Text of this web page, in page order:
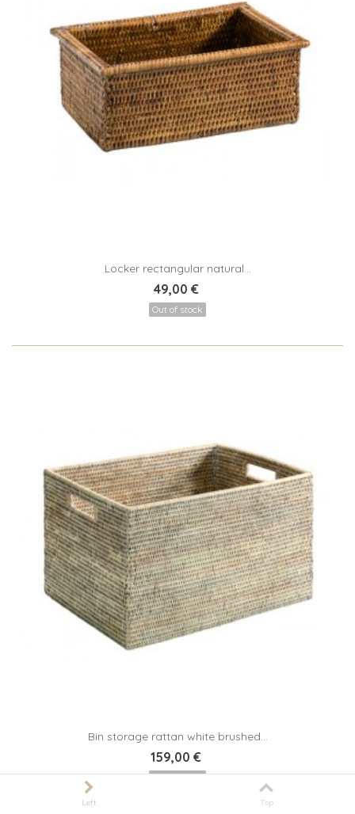
Locker rectangular natural...
49,00 €
Out of stock
Bin storage rattan white brushed...
159,00 €
Out of stock
Left Top